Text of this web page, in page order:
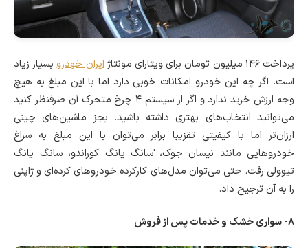
پرداخت ۱۴۶ میلیون تومان برای ویتارای مونتاژ ایران خودروبسیار زیاد
است. اگر چه این خودرو امکانات خوبی دارد اما با این مبلغ به هیچ
وجه ارزش خرید ندارد و اگر از سیستم ۴ چرخ متحرک آن صرفنظر کنید
می‌توانید انتخاب‌های بهتری داشته باشید. بجز ماشین‌های چینی
ارزان‌تر اما با کیفیتی تقزیبا برابر می‌توان با این مبلغ به سراغ
خودروهایی مانند نیسان جوک، ٰسانگ یانگ کوراندو، سانگ یانگ
تیوولی رفت. حتی می‌توان مدل‌های کارکرده خودروهای کرده‌ای و ژاپنی
را به آن ترجیح داد.
۸- سواری خشک و خدمات پس از فروش